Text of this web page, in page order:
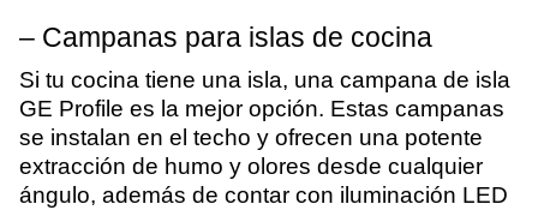
– Campanas para islas de cocina
Si tu cocina tiene una isla, una campana de isla
GE Profile es la mejor opción. Estas campanas
se instalan en el techo y ofrecen una potente
extracción de humo y olores desde cualquier
ángulo, además de contar con iluminación LED